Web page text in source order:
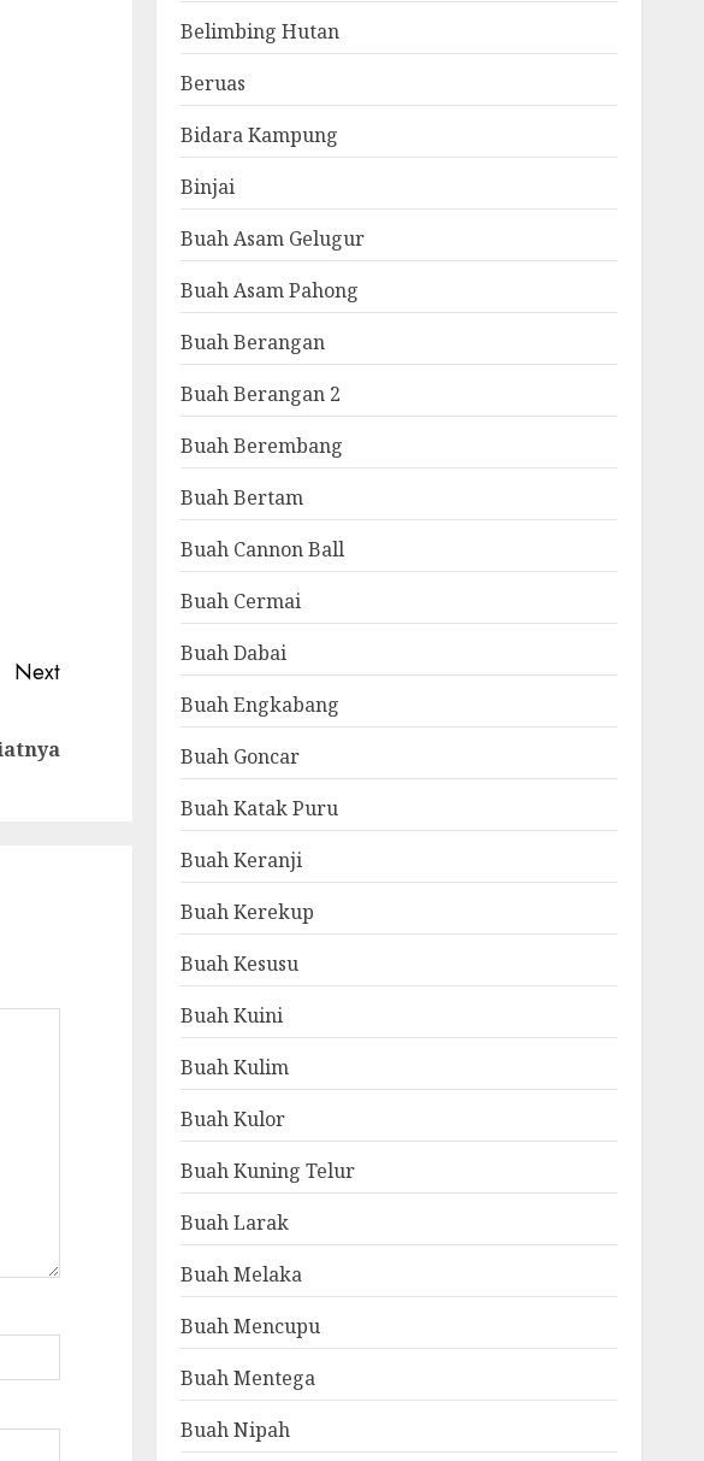
Next
Belimbing Hutan
Beruas
Bidara Kampung
Binjai
Buah Asam Gelugur
Buah Asam Pahong
Buah Berangan
Buah Berangan 2
Buah Berembang
Buah Bertam
Buah Cannon Ball
Buah Cermai
Buah Dabai
Buah Engkabang
Buah Goncar
Buah Katak Puru
Buah Keranji
Buah Kerekup
Buah Kesusu
Buah Kuini
Buah Kulim
Buah Kulor
Buah Kuning Telur
Buah Larak
Buah Melaka
Buah Mencupu
Buah Mentega
Buah Nipah